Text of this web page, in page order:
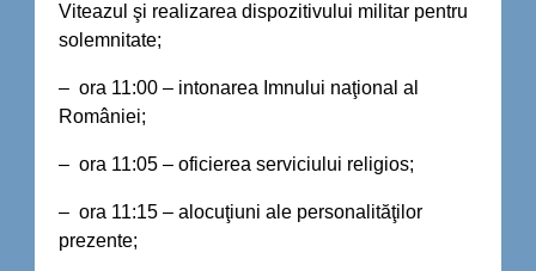
Viteazul şi realizarea dispozitivului militar pentru
solemnitate;
– ora 11:00 – intonarea Imnului naţional al
României;
– ora 11:05 – oficierea serviciului religios;
– ora 11:15 – alocuţiuni ale personalităţilor
prezente;